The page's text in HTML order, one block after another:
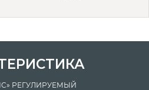
РЕГУЛИРУЕМЫЙ